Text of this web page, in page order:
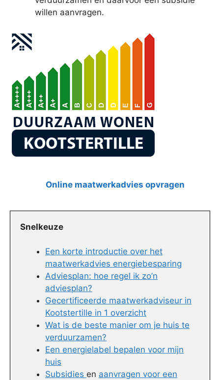
willen aanvragen.
Online maatwerkadvies opvragen
Snelkeuze
Een korte introductie over het
maatwerkadvies energiebesparing
Adviesplan: hoe regel ik zo’n
adviesplan?
Gecertificeerde maatwerkadviseur in
Kootstertille in 1 overzicht
Wat is de beste manier om je huis te
verduurzamen?
Een energielabel bepalen voor mijn
huis
Subsidies en aanvragen voor een